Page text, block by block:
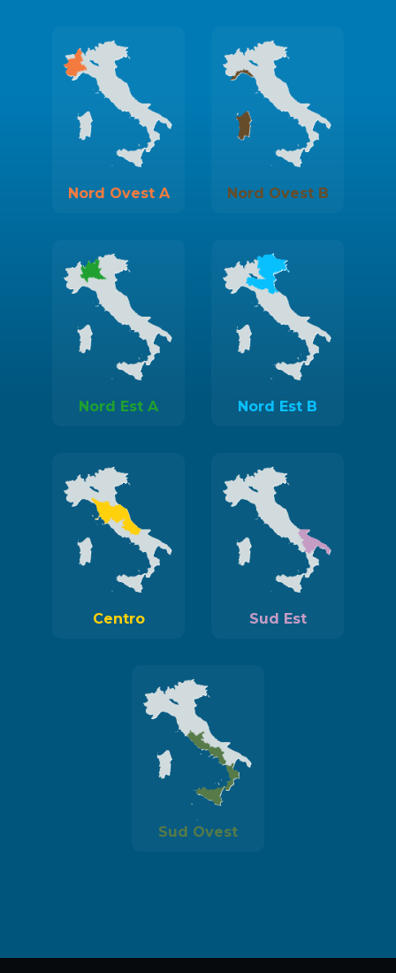
Nord Ovest A Nord Ovest B
Nord Est A Nord Est B
Centro Sud Est
Sud Ovest